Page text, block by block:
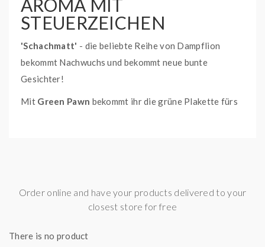
AROMA MIT
STEUERZEICHEN
'Schachmatt' - die beliebte Reihe von Dampflion
bekommt Nachwuchs und bekommt neue bunte
Gesichter!
Mit Green Pawn bekommt ihr die grüne Plakette fürs
Oberkante der Flasche mit Base auffüllen, mischen und
Lieferinhalt:1x 10ml Aroma in einer 120ml Flasche
Order online and have your products delivered to your
closest store for free
There is no product